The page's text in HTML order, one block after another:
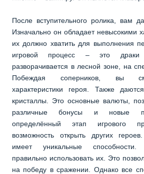
После вступительного ролика, вам
Изначально он обладает невысокими
их должно хватить для выполнения
игровой процесс – это
разворачивается в лесной зоне, на
Побеждая соперников, вы
характеристики героя. Также
кристаллы. Это основные валюты,
различные бонусы и новые
определённый этап игрового
возможность открыть других
имеет уникальные
правильно использовать их. Это
на победу в сражении. Однако все